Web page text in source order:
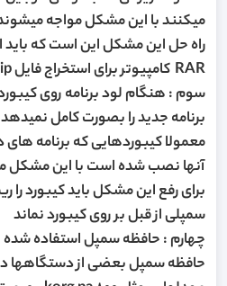
میکنند با این مشکل مواجه
RAR کامپیوتر برای استخراج فایل zip یا RAR استفاده شود
سوم : هنگام لود برنامه روی کیبورد
برنامه جدید را بصورت کامل نمیدهد
معمولا کیبوردهایی که برنامه
آنها نصب شده است با این مشکل
برای رفع این مشکل باید کیبورد
سمپلی از قبل بر روی کیبورد نماند
چهارم : حافظه سمپل استفاده شده
حافظه سمپل بعضی از دستگاهها